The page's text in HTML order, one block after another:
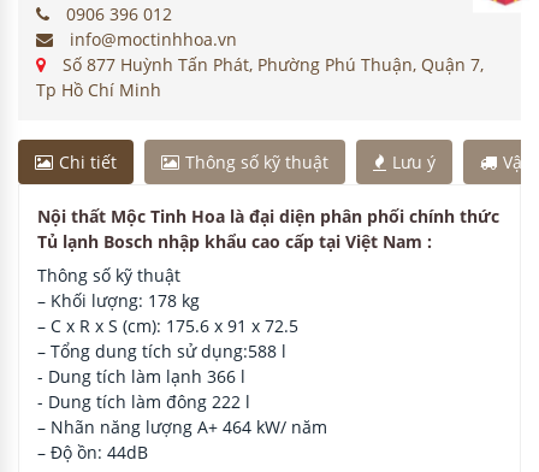
0906 396 012
info@moctinhhoa.vn
Số 877 Huỳnh Tấn Phát, Phường Phú Thuận, Quận 7,
Tp Hồ Chí Minh
Chi tiết Thông số kỹ thuật Lưu ý Vận
Nội thất Mộc Tinh Hoa là đại diện phân phối chính thức
Tủ lạnh Bosch nhập khẩu cao cấp tại Việt Nam :
Thông số kỹ thuật
– Khối lượng: 178 kg
– C x R x S (cm): 175.6 x 91 x 72.5
– Tổng dung tích sử dụng:588 l
- Dung tích làm lạnh 366 l
- Dung tích làm đông 222 l
– Nhãn năng lượng A+ 464 kW/ năm
– Độ ồn: 44dB